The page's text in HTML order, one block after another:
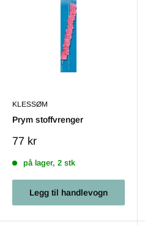
KLESSØM
Prym stoffvrenger
Salgs
77 kr
på lager, 2 stk
Legg til handlevogn